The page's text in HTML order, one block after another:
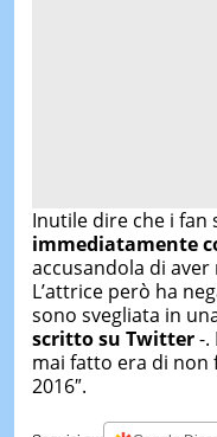
Inutile dire che i fan
immediatamente
accusandola di
L’attrice però ha
sono svegliata in
scritto su Twitter-.
mai fatto era di non
2016″.